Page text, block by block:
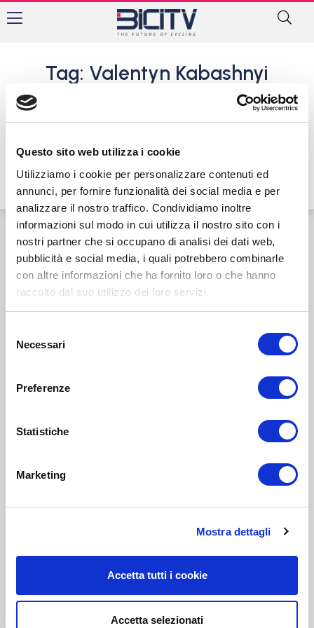
Questo sito web utilizza i cookie
Utilizziamo i cookie per personalizzare contenuti ed
annunci, per fornire funzionalità dei social media e per
analizzare il nostro traffico. Condividiamo inoltre
informazioni sul modo in cui utilizza il nostro sito con i
nostri partner che si occupano di analisi dei dati web,
pubblicità e social media, i quali potrebbero combinarle
con altre informazioni che ha fornito loro o che hanno
raccolto dal suo utilizzo dei loro servizi.
delNecessari
Preferenze
Statistiche
Marketing
Mostra dettagli
Accetta tutti i cookie
Accetta selezionati
Tag: Valentyn Kabashnyi
Mondiali Pista Juniores: Dario
Igor Belletta argento nella
bronzo
25 Agosto 2022